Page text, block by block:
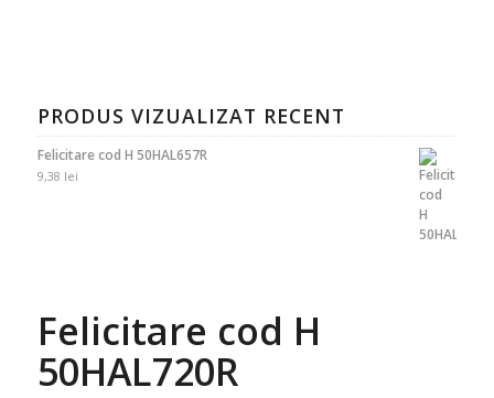
PRODUS VIZUALIZAT RECENT
Felicitare cod H 50HAL657R
9,38 lei
Felicitare cod H
50HAL720R